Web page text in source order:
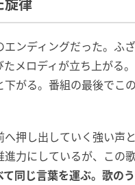
旋律
ンディングだった。ふ
メロディが立ち上がる
がる。番組の最後でこ
押し出していく強い声
力にしているが、この
同じ言葉を運ぶ。歌の